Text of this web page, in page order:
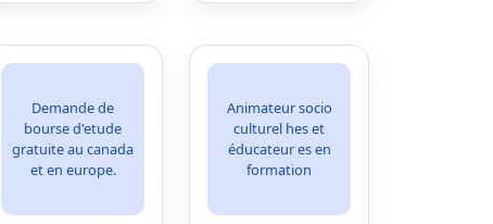
Demande de
bourse d'etude
gratuite au canada
et en europe.
Animateur socio
culturel hes et
éducateur es en
formation